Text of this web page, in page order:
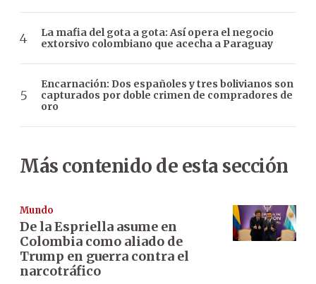
La mafia del gota a gota: Así opera el negocio
extorsivo colombiano que acecha a Paraguay
Encarnación: Dos españoles y tres bolivianos son
capturados por doble crimen de compradores de
oro
Más contenido de esta sección
Mundo
De la Espriella asume en
Colombia como aliado de
Trump en guerra contra el
narcotráfico